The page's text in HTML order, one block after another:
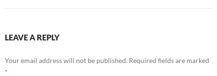
LEAVE A REPLY
Your email address will not be published. Required fields are marked
*